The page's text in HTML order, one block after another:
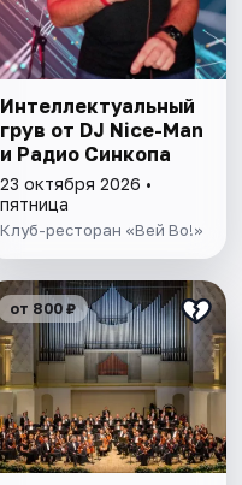
Интеллектуальный
грув от DJ Nice-Man
и Радио Синкопа
23 октября 2026 •
пятница
Клуб-ресторан «Вей Во!»
от 800 ₽